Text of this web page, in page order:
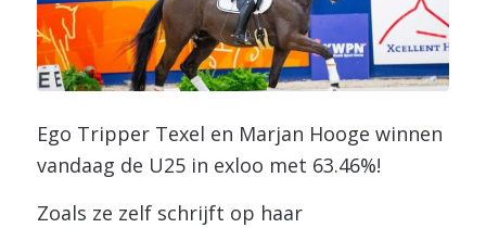
Ego Tripper Texel en Marjan Hooge winnen
vandaag de U25 in exloo met 63.46%!
Zoals ze zelf schrijft op haar